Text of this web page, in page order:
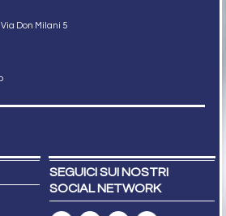
Don Milani 5
SEGUICI SUI NOSTRI
SOCIAL NETWORK